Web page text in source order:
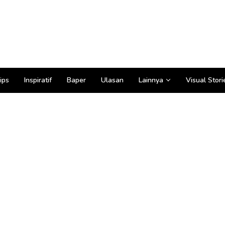
Inspiratif Baper Ulasan Lainnya Visual